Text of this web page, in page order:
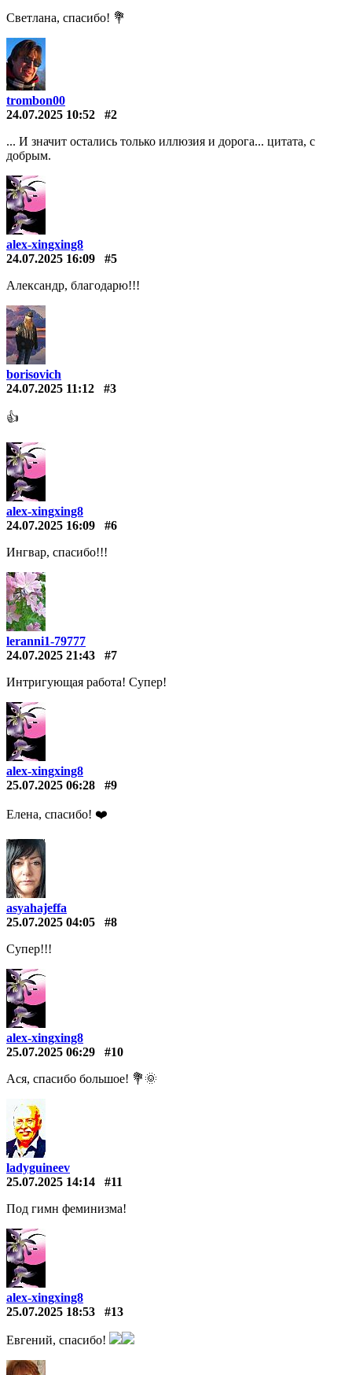
Светлана, спасибо! 💐
trombon00
24.07.2025 10:52
#2
... И значит остались только иллюзия и дорога... цитата, с
добрым.
alex-xingxing8
24.07.2025 16:09
#5
Александр, благодарю!!!
borisovich
24.07.2025 11:12
#3
👍
alex-xingxing8
24.07.2025 16:09
#6
Ингвар, спасибо!!!
leranni1-79777
24.07.2025 21:43
#7
Интригующая работа! Супер!
alex-xingxing8
25.07.2025 06:28
#9
Елена, спасибо! ❤️️
asyahajeffa
25.07.2025 04:05
#8
Супер!!!
alex-xingxing8
25.07.2025 06:29
#10
Ася, спасибо большое! 💐🌞
ladyguineev
25.07.2025 14:14
#11
Под гимн феминизма!
alex-xingxing8
25.07.2025 18:53
#13
Евгений, спасибо!